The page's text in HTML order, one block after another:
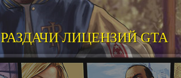
РАЗДАЧИ ЛИЦЕНЗИЙ GTA